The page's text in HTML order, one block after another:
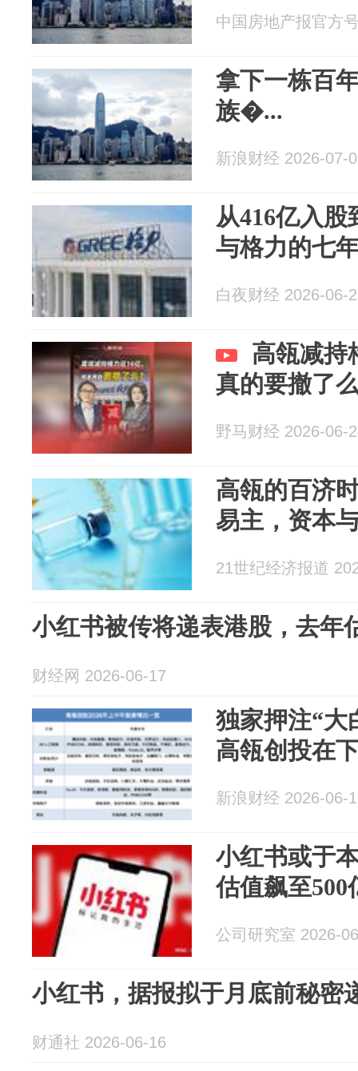
中国房地产报官方
拿下一栋百
族�...
新浪财经 2026-07-
从416亿入股
与格力的七
白夜财经 2026-06-
高瓴减持
真的要撤了
野马财经 2026-06-
高瓴的百济
易主，资本
21世纪经济报道
小红书被传将递表港股，去年
财经网 2026-06-17
独家押注“大
高瓴创投在
新浪财经 2026-06-
小红书或于
估值飙至500
公司研究室 2026-
小红书，据报拟于月底前秘密
财通社 2026-06-16